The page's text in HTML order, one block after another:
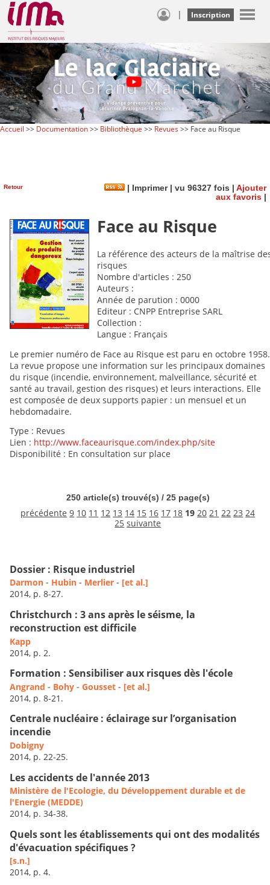
| Inscription
Accueil >> Documentation>> Bibliothèque >> Revues>> Face au Risque
Retour | Imprimer| vu 96327 fois | Ajouter
aux favoris |
Face au Risque
La référence des acteurs de la maîtrise
risques
Nombre d'articles : 250
Auteurs :
Année de parution : 0000
Editeur : CNPP Entreprise SARL
Collection :
Langue : Français
Le premier numéro de Face au Risque est paru en octobre 1958.
La revue propose une information sur les principaux domaines
du risque (incendie, environnement, malveillance, sécurité et
santé au travail, gestion des risques) et leurs interactions. Elle
est composée de deux supports papier : un mensuel et un
hebdomadaire.
Type : Revues
Lien : http://www.faceaurisque.com/index.php/site
Disponibilité : En consultation sur place
250 article(s) trouvé(s) / 25 page(s)
précédente 9 10 11 12 13 14 15 16 17 18 19 20 21 22 23 24
25 suivante
Dossier : Risque industriel
Darmon - Hubin - Merlier - [et al.]
2014, p. 8-27.
Christchurch : 3 ans après le séisme, la
reconstruction est difficile
Kapp
2014, p. 2.
Formation : Sensibiliser aux risques dès l'école
Angrand - Bohy - Gousset - [et al.]
2014, p. 8-21.
Centrale nucléaire : éclairage sur l’organisation
incendie
Dobigny
2014, p. 22-25.
Les accidents de l'année 2013
Ministère de l'Ecologie, du Développement durable et de
l'Energie (MEDDE)
2014, p. 34-38.
Quels sont les établissements qui ont des modalités
d'évacuation spécifiques ?
[s.n.]
2014, p. 4.